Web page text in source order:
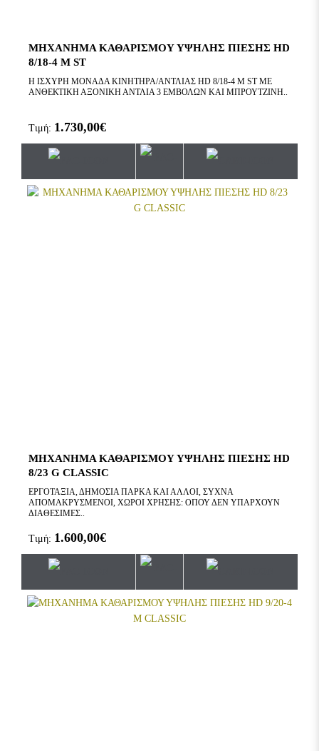
ΜΗΧΑΝΗΜΑ ΚΑΘΑΡΙΣΜΟΥ ΥΨΗΛΗΣ ΠΙΕΣΗΣ HD
8/18-4 M ST
Η ΙΣΧΥΡΗ ΜΟΝΑΔΑ ΚΙΝΗΤΗΡΑ/ΑΝΤΛΙΑΣ HD 8/18-4 M ST ΜΕ
ΑΝΘΕΚΤΙΚΗ ΑΞΟΝΙΚΗ ΑΝΤΛΙΑ 3 ΕΜΒΟΛΩΝ ΚΑΙ ΜΠΡΟΥΤΖΙΝΗ..
Τιμή: 1.730,00€
ΜΗΧΑΝΗΜΑ ΚΑΘΑΡΙΣΜΟΥ ΥΨΗΛΗΣ ΠΙΕΣΗΣ HD
8/23 G CLASSIC
ΕΡΓΟΤΑΞΙΑ, ΔΗΜΟΣΙΑ ΠΑΡΚΑ ΚΑΙ ΑΛΛΟΙ, ΣΥΧΝΑ
ΑΠΟΜΑΚΡΥΣΜΕΝΟΙ, ΧΩΡΟΙ ΧΡΗΣΗΣ: ΟΠΟΥ ΔΕΝ ΥΠΑΡΧΟΥΝ
ΔΙΑΘΕΣΙΜΕΣ..
Τιμή: 1.600,00€